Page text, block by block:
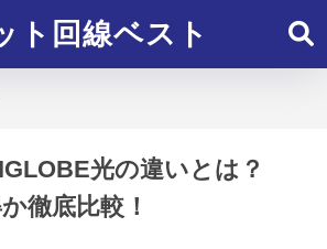
ト回線ベスト
光の違いとは？
徹底比較！